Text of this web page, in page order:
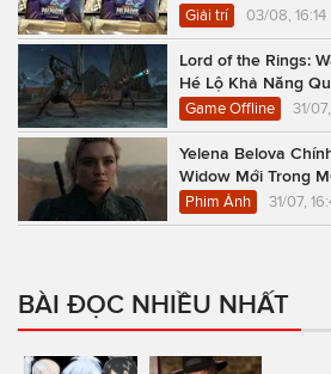
Giải trí 03/08, 16:14
Lord of the Rings:
Hé Lộ Khả Năng
Game Offline 31/
Yelena Belova
Widow Mới Trong
Phim Ảnh 31/07,
BÀI ĐỌC NHIỀU NHẤT